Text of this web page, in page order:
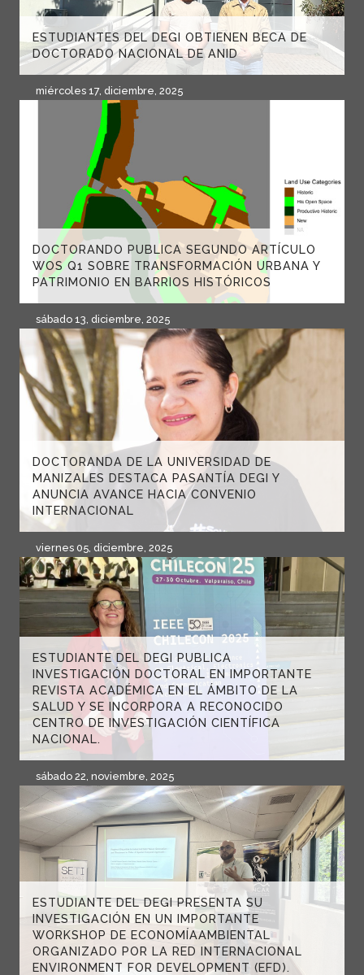
ESTUDIANTES DEL DEGI OBTIENEN BECA DE
DOCTORADO NACIONAL DE ANID
miércoles 17, diciembre, 2025
DOCTORANDO PUBLICA SEGUNDO ARTÍCULO
WOS Q1 SOBRE TRANSFORMACIÓN URBANA Y
PATRIMONIO EN BARRIOS HISTÓRICOS
sábado 13, diciembre, 2025
DOCTORANDA DE LA UNIVERSIDAD DE
MANIZALES DESTACA PASANTÍA DEGI Y
ANUNCIA AVANCE HACIA CONVENIO
INTERNACIONAL
viernes 05, diciembre, 2025
ESTUDIANTE DEL DEGI PUBLICA
INVESTIGACIÓN DOCTORAL EN IMPORTANTE
REVISTA ACADÉMICA EN EL ÁMBITO DE LA
SALUD Y SE INCORPORA A RECONOCIDO
CENTRO DE INVESTIGACIÓN CIENTÍFICA
NACIONAL.
sábado 22, noviembre, 2025
ESTUDIANTE DEL DEGI PRESENTA SU
INVESTIGACIÓN EN UN IMPORTANTE
WORKSHOP DE ECONOMÍAAMBIENTAL
ORGANIZADO POR LA RED INTERNACIONAL
ENVIRONMENT FOR DEVELOPMENT (EFD).